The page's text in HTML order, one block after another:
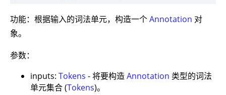
功能：根据输入的词法单元，构造一个Annotation 对
象。
参数：
inputs: Tokens - 将要构造Annotation 类型的词法
单元集合 (Tokens)。